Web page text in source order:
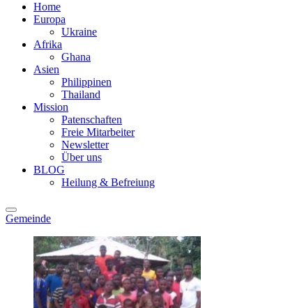
Home
Europa
Ukraine
Afrika
Ghana
Asien
Philippinen
Thailand
Mission
Patenschaften
Freie Mitarbeiter
Newsletter
Über uns
BLOG
Heilung & Befreiung
Gemeinde